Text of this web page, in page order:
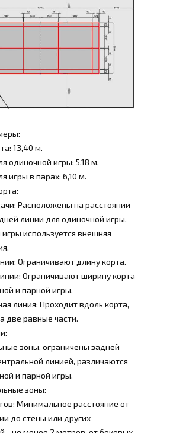
13,40 м.
одиночной игры: 5,18 м.
игры в парах: 6,10 м.
Расположены на расстоянии
линии для одиночной игры.
используется внешняя
Ограничивают длину корта.
Ограничивают ширину корта
и парной игры.
линия: Проходит вдоль корта,
две равные части.
зоны, ограничены задней
линией, различаются
и парной игры.
зоны:
Минимальное расстояние от
до стены или других